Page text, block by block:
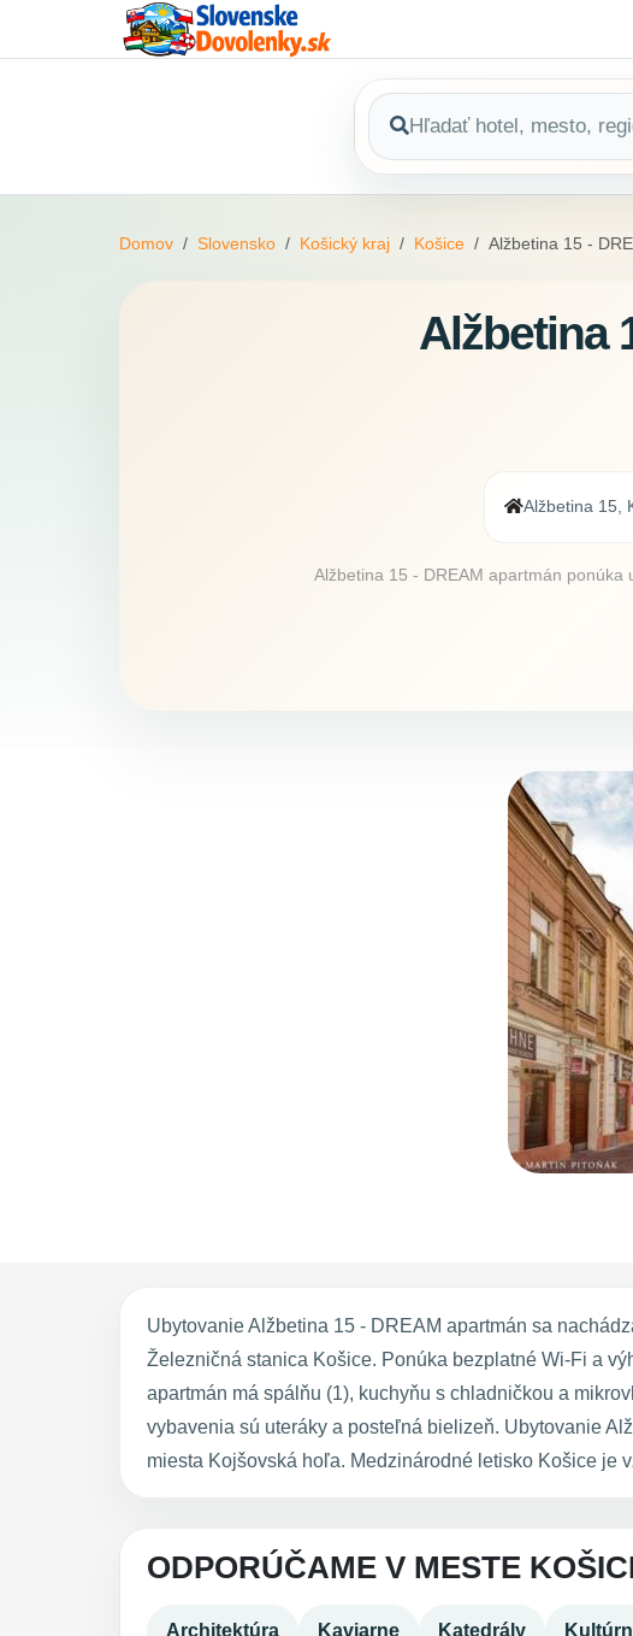
Domov Slovensko Košický kraj Košice Alžbetina 15 -
Alžbetina
Alžbetina 15,
Alžbetina 15 - DREAM apartmán ponúka
Ubytovanie Alžbetina 15 - DREAM apartmán sa
Železničná stanica Košice. Ponúka bezplatné Wi-Fi a
apartmán má spálňu (1), kuchyňu s chladničkou a
vybavenia sú uteráky a posteľná bielizeň. Ubytovanie
miesta Kojšovská hoľa. Medzinárodné letisko Košice je
ODPORÚČAME V MESTE
Architektúra Kaviarne Katedrály